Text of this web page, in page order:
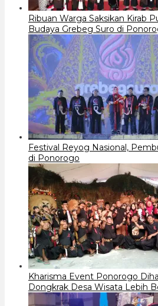
Ribuan Warga Saksikan Kirab
Budaya Grebeg Suro di
Festival Reyog Nasional,
di Ponorogo
Kharisma Event Ponorogo
Dongkrak Desa Wisata Lebih